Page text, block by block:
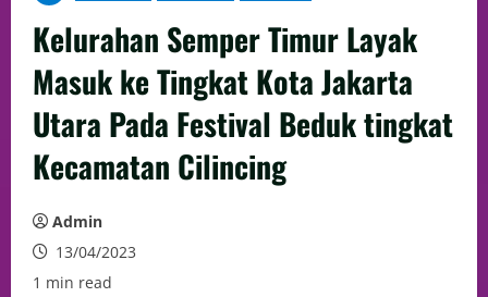
Kelurahan Semper Timur Layak
Masuk ke Tingkat Kota Jakarta
Utara Pada Festival Beduk tingkat
Kecamatan Cilincing
Admin
13/04/2023
1 min read